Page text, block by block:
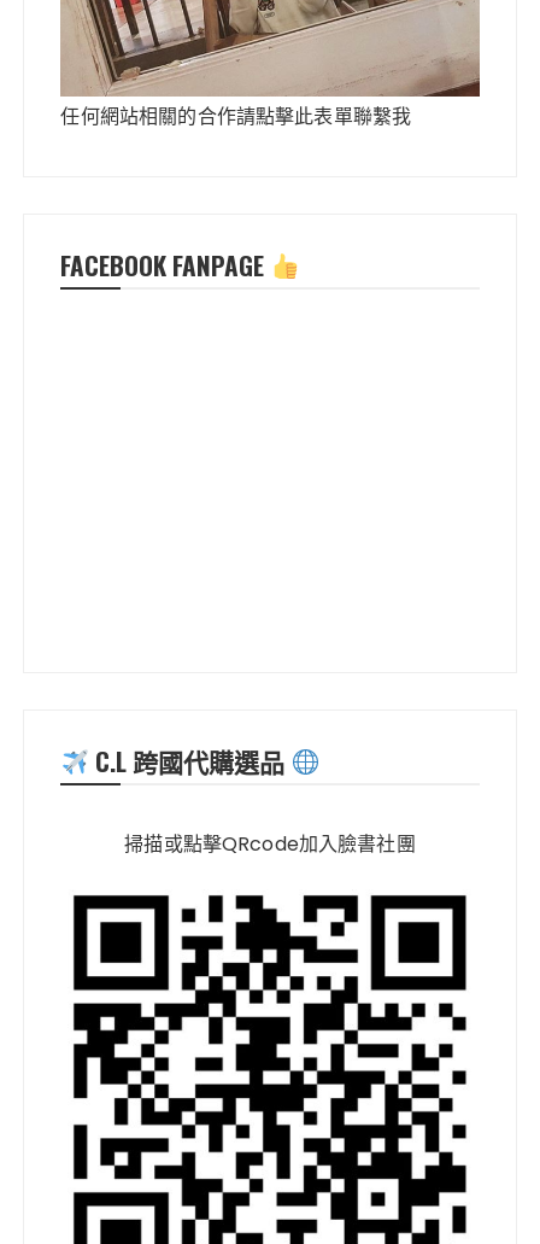
任何網站相關的合作請點擊此表單聯繫我
FACEBOOK FANPAGE
C.L 跨國代購選品
掃描或點擊QRcode加入臉書社團